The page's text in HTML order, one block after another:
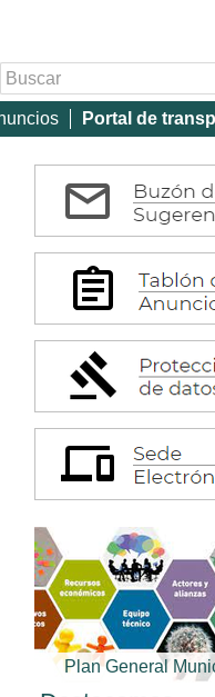
Portal de
Plan General